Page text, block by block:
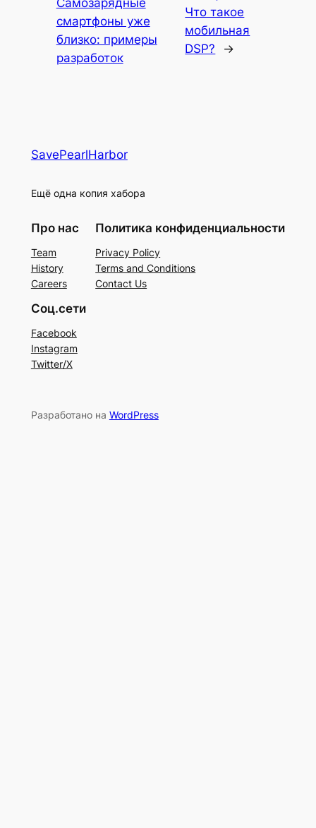
смартфоны уже
близко: примеры
разработок
Что такое
мобильная
DSP?
→
SavePearlHarbor
Ещё одна копия хабора
Про нас
Team
History
Careers
Политика конфиденциальности
Privacy Policy
Terms and Conditions
Contact Us
Соц.сети
Facebook
Instagram
Twitter/X
Разработано на WordPress